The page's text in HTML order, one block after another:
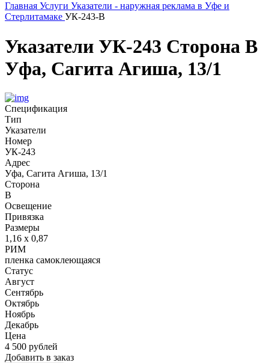
Главная Услуги Указатели - наружная реклама в Уфе и
Стерлитамаке УК-243-В
Указатели УК-243 Сторона В
Уфа, Сагита Агиша, 13/1
Спецификация
Тип
Указатели
Номер
УК-243
Адрес
Уфа, Сагита Агиша, 13/1
Сторона
В
Освещение
Привязка
Размеры
1,16 х 0,87
РИМ
пленка самоклеющаяся
Статус
Август
Сентябрь
Октябрь
Ноябрь
Декабрь
Цена
4 500 рублей
Добавить в заказ